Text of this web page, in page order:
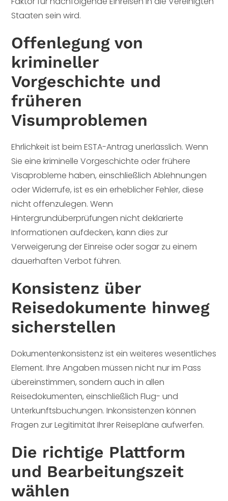
Staaten sein wird.
Offenlegung von
krimineller
Vorgeschichte und
früheren
Visumproblemen
Ehrlichkeit ist beim ESTA-Antrag unerlässlich. Wenn
Sie eine kriminelle Vorgeschichte oder frühere
Visaprobleme haben, einschließlich Ablehnungen
oder Widerrufe, ist es ein erheblicher Fehler, diese
nicht offenzulegen. Wenn
Hintergrundüberprüfungen nicht deklarierte
Informationen aufdecken, kann dies zur
Verweigerung der Einreise oder sogar zu einem
dauerhaften Verbot führen.
Konsistenz über
Reisedokumente hinweg
sicherstellen
Dokumentenkonsistenz ist ein weiteres wesentliches
Element. Ihre Angaben müssen nicht nur im Pass
übereinstimmen, sondern auch in allen
Reisedokumenten, einschließlich Flug- und
Unterkunftsbuchungen. Inkonsistenzen können
Fragen zur Legitimität Ihrer Reisepläne aufwerfen.
Die richtige Plattform
und Bearbeitungszeit
wählen